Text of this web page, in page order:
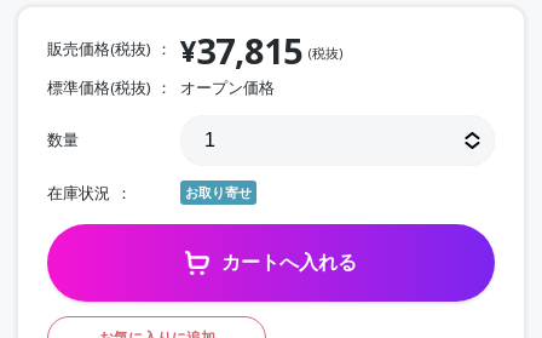
販売価格(税抜) ¥37,815 (税抜)
標準価格(税抜) オープン価格
数量
在庫状況 お取り寄せ
カートへ入れる